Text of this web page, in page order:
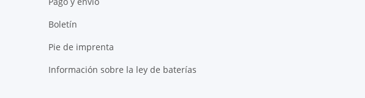
Boletín
Pie de imprenta
Información sobre la ley de baterías